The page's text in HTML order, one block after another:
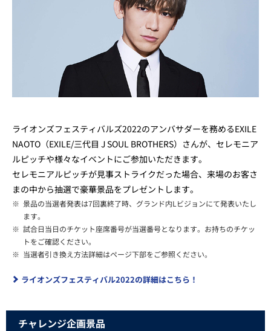
ライオンズフェスティバルズ2022のアンバサダーを務めるEXILE
NAOTO（EXILE/三代目 J SOUL BROTHERS）さんが、セレモニア
ルピッチや様々なイベントにご参加いただきます。
セレモニアルピッチが見事ストライクだった場合、来場のお客さ
まの中から抽選で豪華景品をプレゼントします。
※ 景品の当選者発表は7回裏終了時、グランド内Lビジョンにて発表いたし
ます。
※ 試合日当日のチケット座席番号が当選番号となります。お持ちのチケッ
トをご確認ください。
※ 当選者引き換え方法詳細はページ下部をご参照ください。
ライオンズフェスティバル2022の詳細はこちら！
チャレンジ企画景品